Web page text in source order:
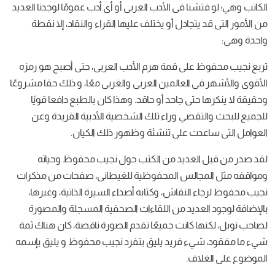
الكاتب وهي؛ لو فتشنا فى الأدب العربى أو أى أدب عمومًا لوجدنا العديد
من الأمور التى قد يتجادل أو يختلف عليها القراء والنقاد، إلا نقطة
واحدة وهى:
تربع نجيب محفوظ على قمة هرم الأدب العربى، حتى أصبح هو رمزه
الأقوى والأشهر فى العالمين العربى والغربى معًا، و ذلك حقا مشروعًا
وحقيقة لا ينكرها حتى جاحد أو حاقد. وهذا كان بالطبع دافعا قويًا
للجميع للبحث والتقصي وراء تلك الشخصية الأدبية الفريدة وعن
العوامل التى ساعدت على تنشئة وظهور ذلك الكيان.
لقد صدر من قبل العديد من الكتب حول نجيب محفوظ وحياته
ومواقفه مثل المجالس المحفوظية للغيطانى، صفحات من مذكرات
نجيب محفوظ لرجاء النقاش، وكتابه أصداء السيرة الذاتية، وغيرها،
بالإضافة لوجود العديد من اللقاءات الصحفية المسجلة والمصورة
لصاحب نوبل، لكنها كانت جميعًا تقدم الصورة ناقصة، كان هناك ثمة
شيء ما مفقود، شيء فريد يليق بتفرد نجيب محفوظ و يليق بإسمه
الموضوع على الغلاف.